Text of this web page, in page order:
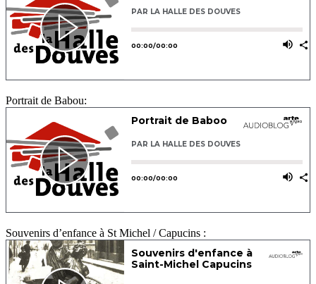
Portrait de Babou:
Souvenirs d’enfance à St Michel / Capucins :